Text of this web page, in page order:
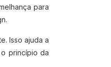
para
Isso ajuda a
princípio da